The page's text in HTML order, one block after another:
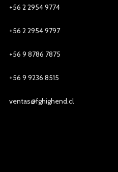
+56 2 2954 9774
+56 2 2954 9797
+56 9 8786 7875
+56 9 9236 8515
ventas@fghighend.cl